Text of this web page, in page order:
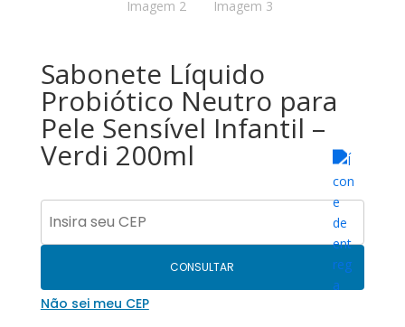
Sabonete Líquido
Probiótico Neutro para
Pele Sensível Infantil –
Verdi 200ml
CONSULTAR
Não sei meu CEP